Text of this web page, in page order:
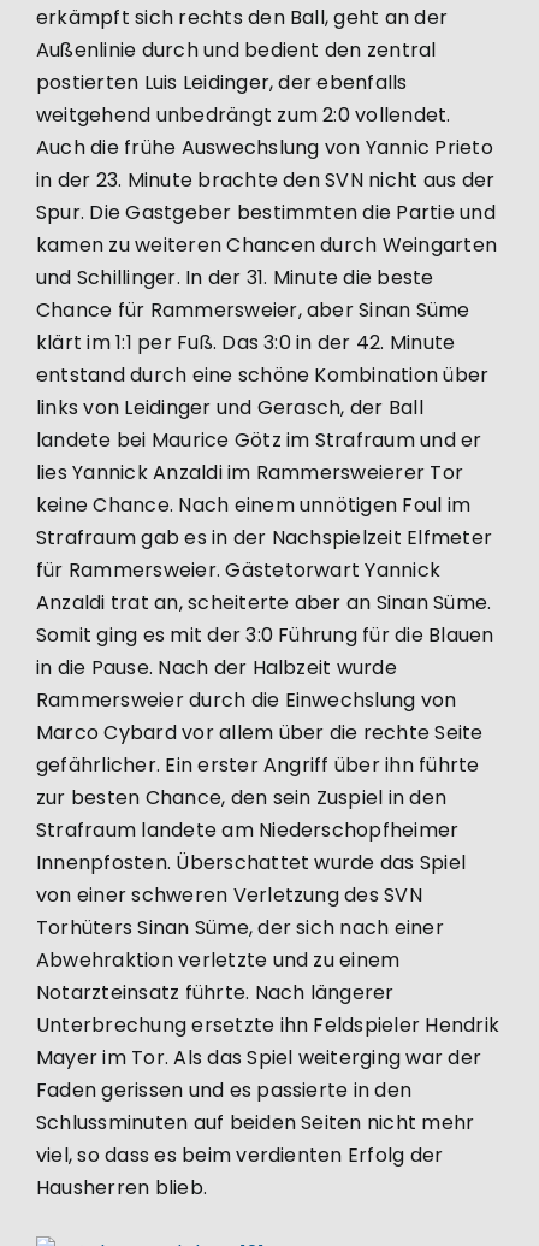
erkämpft sich rechts den Ball, geht an der
Außenlinie durch und bedient den zentral
postierten Luis Leidinger, der ebenfalls
weitgehend unbedrängt zum 2:0 vollendet.
Auch die frühe Auswechslung von Yannic Prieto
in der 23. Minute brachte den SVN nicht aus der
Spur. Die Gastgeber bestimmten die Partie und
kamen zu weiteren Chancen durch Weingarten
und Schillinger. In der 31. Minute die beste
Chance für Rammersweier, aber Sinan Süme
klärt im 1:1 per Fuß. Das 3:0 in der 42. Minute
entstand durch eine schöne Kombination über
links von Leidinger und Gerasch, der Ball
landete bei Maurice Götz im Strafraum und er
lies Yannick Anzaldi im Rammersweierer Tor
keine Chance. Nach einem unnötigen Foul im
Strafraum gab es in der Nachspielzeit Elfmeter
für Rammersweier. Gästetorwart Yannick
Anzaldi trat an, scheiterte aber an Sinan Süme.
Somit ging es mit der 3:0 Führung für die Blauen
in die Pause. Nach der Halbzeit wurde
Rammersweier durch die Einwechslung von
Marco Cybard vor allem über die rechte Seite
gefährlicher. Ein erster Angriff über ihn führte
zur besten Chance, den sein Zuspiel in den
Strafraum landete am Niederschopfheimer
Innenpfosten. Überschattet wurde das Spiel
von einer schweren Verletzung des SVN
Torhüters Sinan Süme, der sich nach einer
Abwehraktion verletzte und zu einem
Notarzteinsatz führte. Nach längerer
Unterbrechung ersetzte ihn Feldspieler Hendrik
Mayer im Tor. Als das Spiel weiterging war der
Faden gerissen und es passierte in den
Schlussminuten auf beiden Seiten nicht mehr
viel, so dass es beim verdienten Erfolg der
Hausherren blieb.